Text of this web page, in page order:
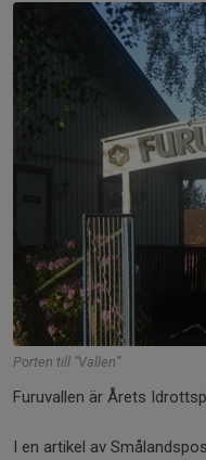
Porten till ”Vallen”
Furuvallen är Årets
I en artikel av